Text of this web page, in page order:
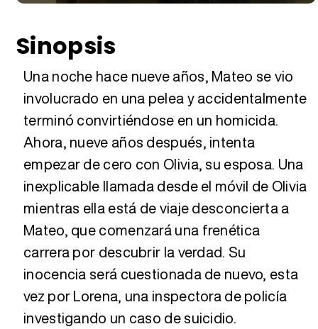
Sinopsis
Una noche hace nueve años, Mateo se vio
involucrado en una pelea y accidentalmente
terminó convirtiéndose en un homicida.
Ahora, nueve años después, intenta
empezar de cero con Olivia, su esposa. Una
inexplicable llamada desde el móvil de Olivia
mientras ella está de viaje desconcierta a
Mateo, que comenzará una frenética
carrera por descubrir la verdad. Su
inocencia será cuestionada de nuevo, esta
vez por Lorena, una inspectora de policía
investigando un caso de suicidio.